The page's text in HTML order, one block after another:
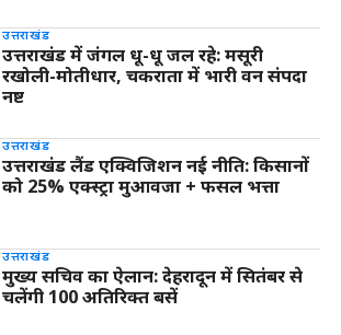
उत्तराखंड
उत्तराखंड में जंगल धू-धू जल रहे: मसूरी
रखोली-मोतीधार, चकराता में भारी वन संपदा
नष्ट
उत्तराखंड
उत्तराखंड लैंड एक्विजिशन नई नीति: किसानों
को 25% एक्स्ट्रा मुआवजा + फसल भत्ता
उत्तराखंड
मुख्य सचिव का ऐलान: देहरादून में सितंबर से
चलेंगी 100 अतिरिक्त बसें